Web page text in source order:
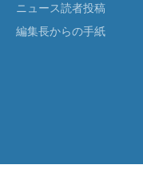
ニュース読者投稿
編集長からの手紙